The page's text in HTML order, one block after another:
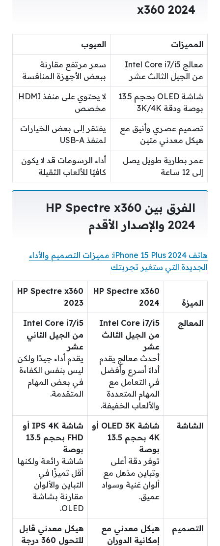
x360 2024
المميزات العيوب
معالج Intel Core i7/i5
من الجيل الثالث عشر
سعر مرتفع مقارنة
ببعض الأجهزة المنافسة
شاشة OLED بحجم 13.5
بوصة ودقة 3K/4K
لا يحتوي على منفذ HDMI
مخصص
تصميم عصري وأنيق مع
هيكل معدني متين
يفتقر إلى بعض الخيارات
لمنفذ USB-A
عمر بطارية طويل يصل
إلى 12 ساعة
أداء الرسومات قد لا يكون
كافيًا للألعاب الثقيلة
الفرق بين HP Spectre x360
2024 والإصدار الأقدم
هاتف iPhone 15 Plus 2024: مميزات التصميم والأداء
الجديدة التي ستغير تجربتك
الميزة
HP Spectre x360
2024
HP Spectre x360
2023
المعالج
Intel Core i7/i5
من الجيل الثالث
عشر
أحدث معالج يقدم
أداءً أسرع وأفضل
في التعامل مع
المهام المتعددة
والألعاب الخفيفة.
Intel Core i7/i5
من الجيل الثاني
عشر
يقدم أداء جيدًا ولكن
ليس بنفس الكفاءة
في بعض المهام
المتقدمة.
الشاشة
شاشة OLED 3K أو
4K بحجم 13.5
بوصة
توفر دقة أعلى
وتباين مذهل مع
ألوان غنية وسواد
عميق.
شاشة IPS 4K أو
FHD بحجم 13.5
بوصة
شاشة رائعة ولكنها
أقل تميزًا في
التباين والألوان
مقارنة بشاشة
OLED.
التصميم
هيكل معدني مع
إمكانية الدوران
هيكل معدني قابل
للتحول 360 درجة